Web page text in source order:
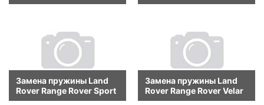
Замена пружины Land
Rover Range Rover Sport
Замена пружины Land
Rover Range Rover Velar